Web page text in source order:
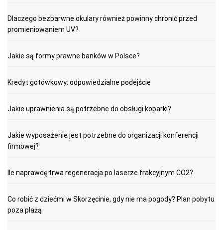
Dlaczego bezbarwne okulary również powinny chronić przed
promieniowaniem UV?
Jakie są formy prawne banków w Polsce?
Kredyt gotówkowy: odpowiedzialne podejście
Jakie uprawnienia są potrzebne do obsługi koparki?
Jakie wyposażenie jest potrzebne do organizacji konferencji
firmowej?
Ile naprawdę trwa regeneracja po laserze frakcyjnym CO2?
Co robić z dziećmi w Skorzęcinie, gdy nie ma pogody? Plan pobytu
poza plażą